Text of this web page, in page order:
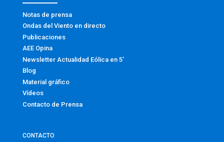
Notas de prensa
Ondas del Viento en directo
Publicaciones
AEE Opina
Newsletter Actualidad Eólica en 5′
Blog
Material gráfico
Vídeos
Contacto de Prensa
CONTACTO